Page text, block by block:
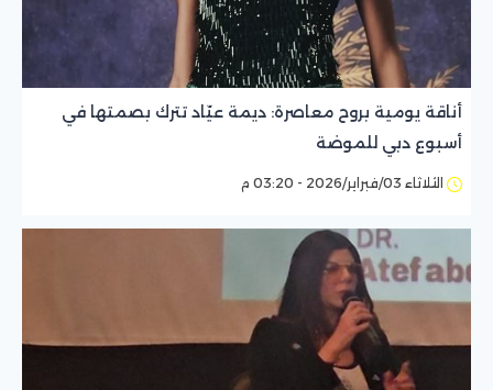
أناقة يومية بروح معاصرة: ديمة عيّاد تترك بصمتها في
أسبوع دبي للموضة
الثلاثاء 03/فبراير/2026 - 03:20 م